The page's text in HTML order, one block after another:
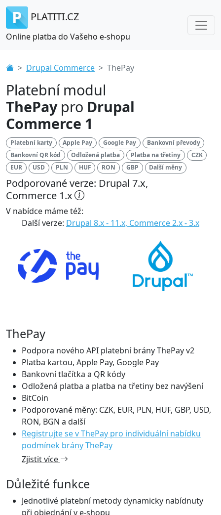
PLATITI.CZ
Online platba do Vašeho e-shopu
Drupal Commerce ThePay
Platební modul
ThePaypro Drupal
Commerce 1
Platební karty Apple Pay Google Pay
Bankovní převody
Bankovní QR kód
Odložená platba Platba na třetiny
CZK
EUR
USD PLN HUF RON GBP Další měny
Podporované verze: Drupal 7.x,
Commerce 1.x
V nabídce máme též:
Další verze: Drupal 8.x - 11.x, Commerce 2.x - 3.x
ThePay
Podpora nového API platební brány ThePay v2
Platba kartou, Apple Pay, Google Pay
Bankovní tlačítka a QR kódy
Odložená platba a platba na třetiny bez navýšení
BitCoin
Podporované měny: CZK, EUR, PLN, HUF, GBP, USD,
RON, BGN a další
Registrujte se v ThePay pro individuální nabídku
podmínek brány ThePay
Zjistit více
Důležité funkce
Jednotlivé platební metody dynamicky nabídnuty
při objednání v e-shopu